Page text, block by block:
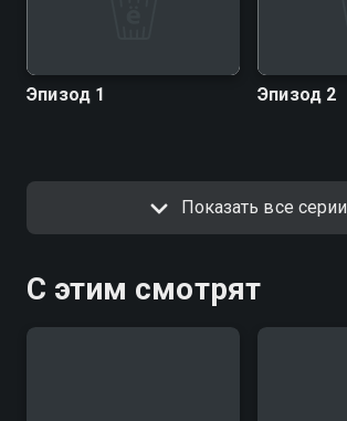
Эпизод 1 Эпизод 2
Показать все серии
С этим смотрят